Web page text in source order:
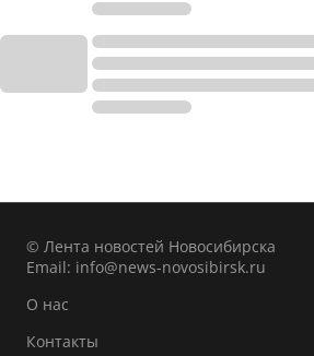
© Лента новостей Новосибирска
Email: info@news-novosibirsk.ru
О нас
Контакты